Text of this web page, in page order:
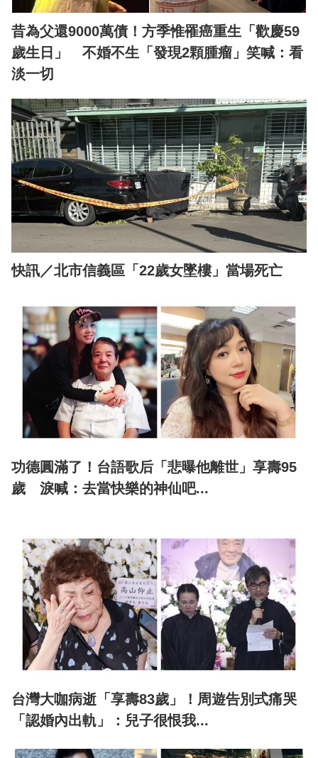
昔為父還9000萬債！方季惟罹癌重生「歡慶59
歲生日」 不婚不生「發現2顆腫瘤」笑喊：看
淡一切
快訊／北市信義區「22歲女墜樓」當場死亡
功德圓滿了！台語歌后「悲曝他離世」享壽95
歲 淚喊：去當快樂的神仙吧...
台灣大咖病逝「享壽83歲」！周遊告別式痛哭
「認婚內出軌」：兒子很恨我...